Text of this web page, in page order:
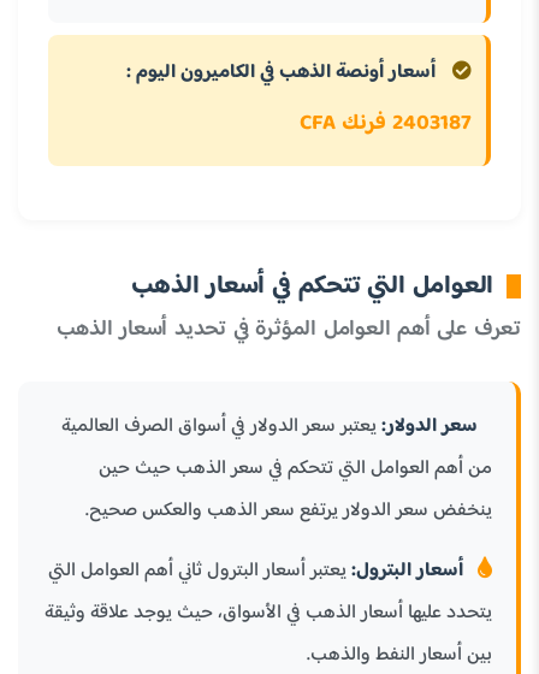
أسعار أونصة الذهب في الكاميرون اليوم :
2403187 فرنك CFA
العوامل التي تتحكم في أسعار الذهب
تعرف على أهم العوامل المؤثرة في تحديد أسعار الذهب
سعر الدولار:يعتبر سعر الدولار في أسواق الصرف العالمية
من أهم العوامل التي تتحكم في سعر الذهب حيث حين
ينخفض سعر الدولار يرتفع سعر الذهب والعكس صحيح.
أسعار البترول:يعتبر أسعار البترول ثاني أهم العوامل التي
يتحدد عليها أسعار الذهب في الأسواق، حيث يوجد علاقة وثيقة
بين أسعار النفط والذهب.